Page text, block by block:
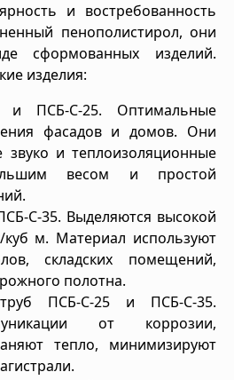
и востребованность
пенополистирол, они
сформованных изделий.
изделия:
ПСБ-С-25. Оптимальные
фасадов и домов. Они
и теплоизоляционные
весом и простой
С-35. Выделяются высокой
куб м. Материал используют
складских помещений,
полотна.
ПСБ-С-25 и ПСБ-С-35.
от коррозии,
тепло, минимизируют